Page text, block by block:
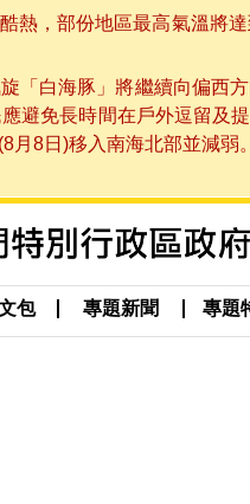
熱，部份地區最高氣溫將
「白海豚」將繼續向偏西
避免長時間在戶外逗留及
月8日)移入南海北部並減
包 專題新聞 專題